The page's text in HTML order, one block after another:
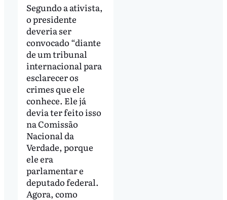
Segundo a ativista,
o presidente
deveria ser
convocado “diante
de um tribunal
internacional para
esclarecer os
crimes que ele
conhece. Ele já
devia ter feito isso
na Comissão
Nacional da
Verdade, porque
ele era
parlamentar e
deputado federal.
Agora, como